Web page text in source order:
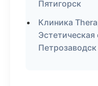
Пятигорск
Клиника
Петрозаводск